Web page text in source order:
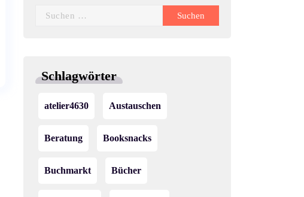
Suchen
Schlagwörter
atelier4630 Austauschen
Beratung Booksnacks
Buchmarkt Bücher